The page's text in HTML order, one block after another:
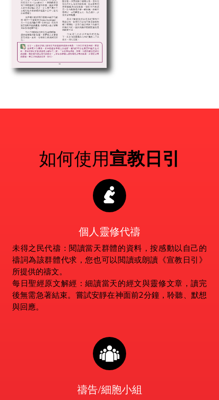
如何使用宣教日引
個人靈修代禱
未得之民代禱：閱讀當天群體的資料，按感動以自己的
禱詞為該群體代求，您也可以閲讀或朗讀《宣教日引》
所提供的禱文。
每日聖經原文解經：細讀當天的經文與靈修文章，讀完
後無需急著結束。嘗試安靜在神面前2分鐘，聆聽、默想
與回應。
禱告/細胞小組